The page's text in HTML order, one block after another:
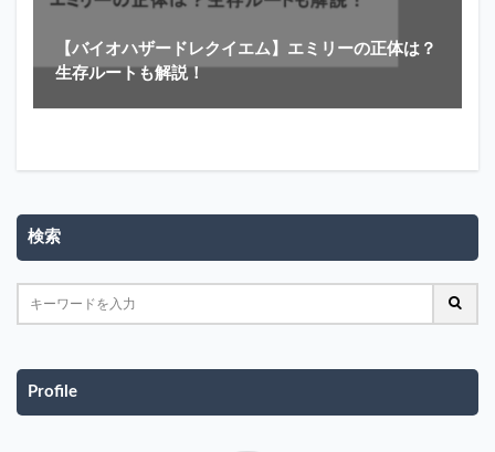
【バイオハザードレクイエム】エミリーの正体は？
生存ルートも解説！
検索
Profile